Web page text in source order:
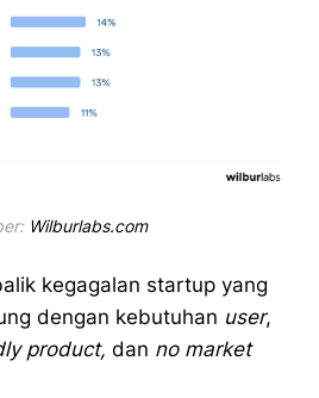
Wilburlabs.com
kegagalan startup yang
dengan kebutuhan user,
product, dan no market